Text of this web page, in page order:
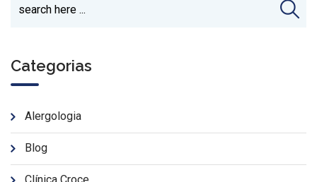
Categorias
Alergologia
Blog